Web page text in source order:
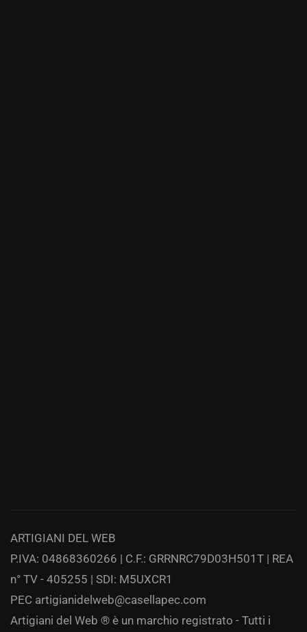
ARTIGIANI DEL WEB
P.IVA: 04868360266 | C.F.: GRRNRC79D03H501T | REA
n° TV - 405255 | SDI: M5UXCR1
PEC artigianidelweb@casellapec.com
Artigiani del Web ® è un marchio registrato - Tutti i